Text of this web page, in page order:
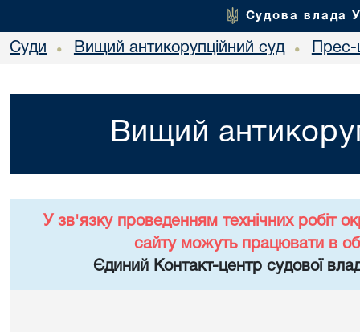
Судова влада
Суди • Вищий антикорупційний суд •
Вищий
У зв'язку проведенням технічних робіт
сайту можуть працювати в
Єдиний Контакт-центр судової